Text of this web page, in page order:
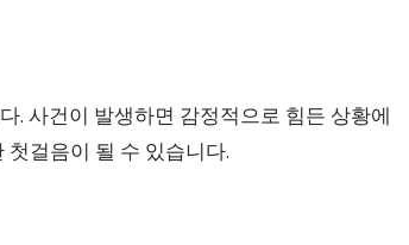
. 사건이 발생하면 감정적으로 힘든 상황에
걸음이 될 수 있습니다.